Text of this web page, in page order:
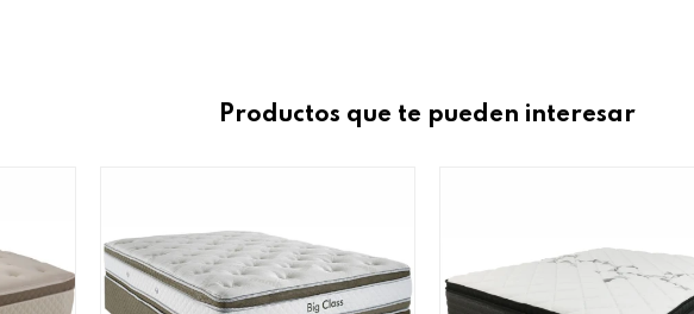
Productos que te pueden interesar